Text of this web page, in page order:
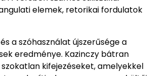
elemek, retorikai fordulatok
a szóhasználat újszerűsége a
eredménye. Kazinczy bátran
szokatlan kifejezéseket, amelyekkel